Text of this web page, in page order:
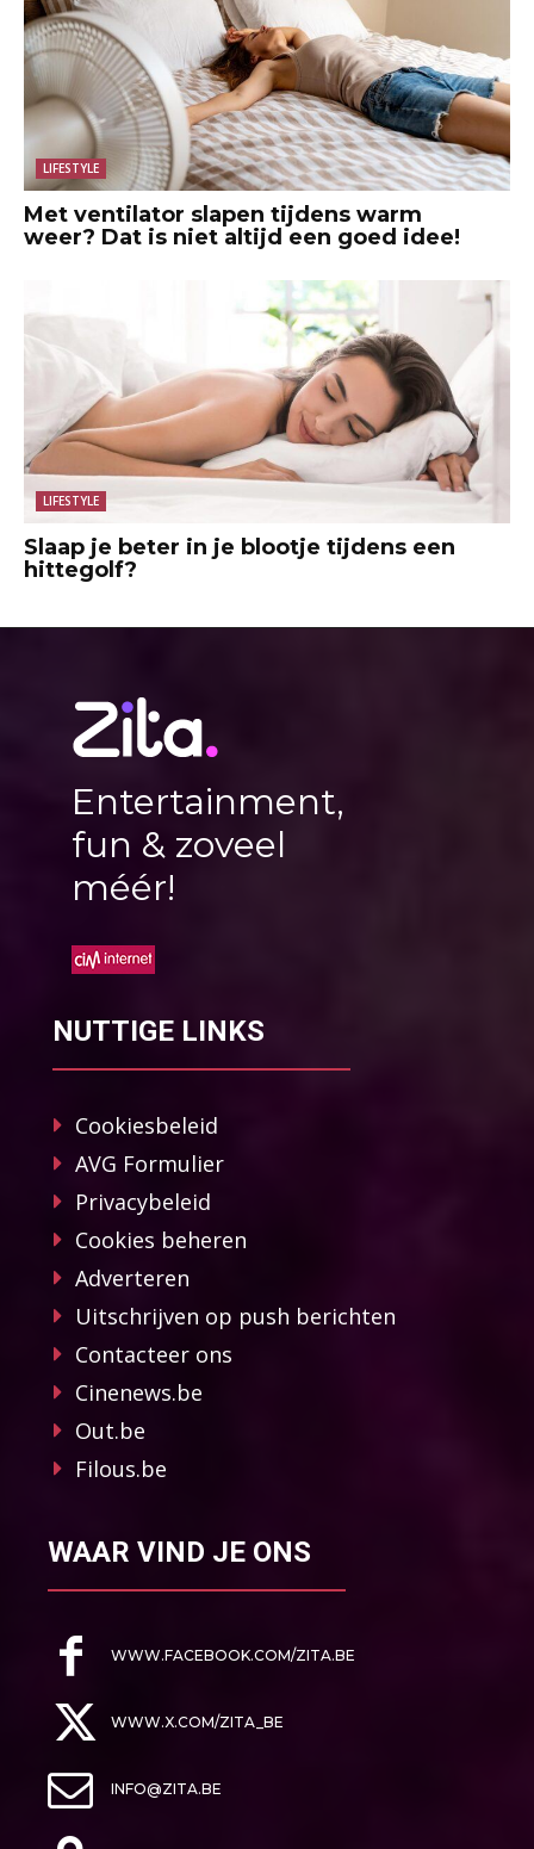
LIFESTYLE
Met ventilator slapen tijdens warm
weer? Dat is niet altijd een goed idee!
LIFESTYLE
Slaap je beter in je blootje tijdens een
hittegolf?
Entertainment,
fun & zoveel
méér!
NUTTIGE LINKS
Cookiesbeleid
AVG Formulier
Privacybeleid
Cookies beheren
Adverteren
Uitschrijven op push berichten
Contacteer ons
Cinenews.be
Out.be
Filous.be
WAAR VIND JE ONS
WWW.FACEBOOK.COM/ZITA.BE
WWW.X.COM/ZITA_BE
INFO@ZITA.BE